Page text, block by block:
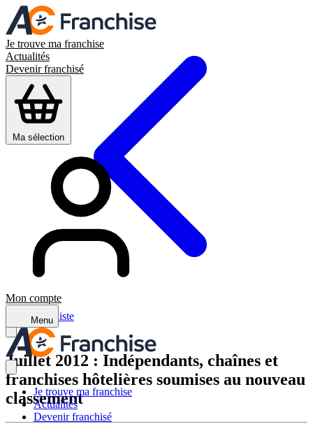
Je trouve ma franchise
Actualités
Devenir franchisé
Ma sélection
Mon compte
Menu
Je trouve ma franchise
Actualités
Devenir franchisé
Retour à la liste
Juillet 2012 : Indépendants, chaînes et
franchises hôtelières soumises au nouveau
classement